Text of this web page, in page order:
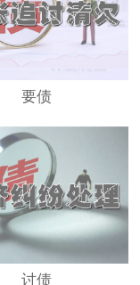
要债
讨债